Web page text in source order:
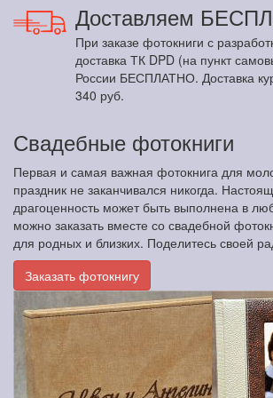
Доставляем
При заказе фотокниги с
доставка ТК DPD (на пункт
России БЕСПЛАТНО. Доставка
340 руб.
Свадебные фотокниги
Первая и самая важная фотокнига для
праздник не заканчивался никогда.
драгоценность может быть выполнена в
можно заказать вместе со свадебной
для родных и близких. Поделитесь своей
Заказать фотокнигу